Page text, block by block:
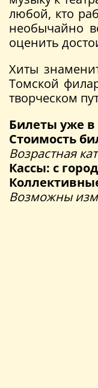
любой, кто
необычайно
оценить
Хиты
Томской
творческом
Билеты уже
Стоимость
Возрастная
Кассы: с
Возможны